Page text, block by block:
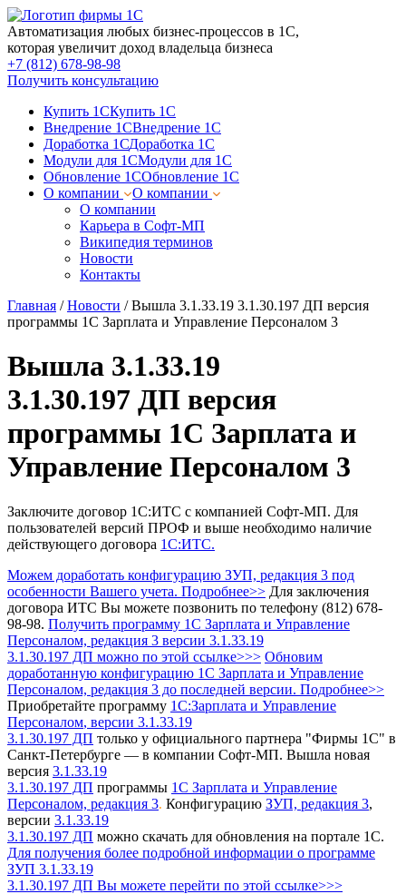
Автоматизация любых бизнес-процессов в 1С,
которая увеличит доход владельца бизнеса
+7 (812) 678-98-98
Получить консультацию
Купить 1СКупить 1С
Внедрение 1СВнедрение 1С
Доработка 1СДоработка 1С
Модули для 1СМодули для 1С
Обновление 1СОбновление 1С
О компании
О компании
О компании
Карьера в Софт-МП
Википедия терминов
Новости
Контакты
Главная /Новости /Вышла 3.1.33.19 3.1.30.197 ДП версия
программы 1С Зарплата и Управление Персоналом 3
Вышла 3.1.33.19
3.1.30.197 ДП версия
программы 1С Зарплата и
Управление Персоналом 3
Заключите договор 1С:ИТС с компанией Софт-МП. Для
пользователей версий ПРОФ и выше необходимо наличие
действующего договора 1С:ИТС.
Можем доработать конфигурацию ЗУП, редакция 3 под
особенности Вашего учета. Подробнее>> Для заключения
договора ИТС Вы можете позвонить по телефону (812) 678-
98-98. Получить программу 1С Зарплата и Управление
Персоналом, редакция 3 версии 3.1.33.19
3.1.30.197 ДП можно по этой ссылке>>> Обновим
доработанную конфигурацию 1С Зарплата и Управление
Персоналом, редакция 3 до последней версии. Подробнее>>
Приобретайте программу 1С:Зарплата и Управление
Персоналом, версии 3.1.33.19
3.1.30.197 ДП только у официального партнера "Фирмы 1С" в
Санкт-Петербурге — в компании Софт-МП. Вышла новая
версия 3.1.33.19
3.1.30.197 ДП программы 1С Зарплата и Управление
Персоналом, редакция 3. Конфигурацию ЗУП, редакция 3,
версии 3.1.33.19
3.1.30.197 ДП можно скачать для обновления на портале 1С.
Для получения более подробной информации о программе
ЗУП 3.1.33.19
3.1.30.197 ДП Вы можете перейти по этой ссылке>>>